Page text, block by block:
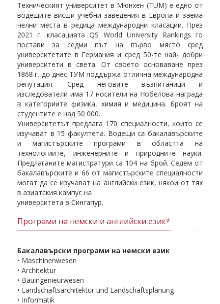
Техническият университет в Мюнхен (TUM) е едно от
водещите висши учебни заведения в Европа и заема
челни места в редица международни класации. През
2021 г. класацията QS World University Rankings го
постави за седми път на първо място сред
университетите в Германия и сред 50-те най- добри
университети в света. От своето основаване през
1868 г. до днес ТУМ поддържа отлична международна
репутация. Сред неговите възпитаници и
изследователи има 17 носители на Нобелова награда
в категориите физика, химия и медицина. Броят на
студентите е над 50 000.
Университетът предлага 170 специалности, които се
изучават в 15 факултета. Водещи са бакалавърските
и магистърските програми в областта на
технологиите, инженерните и природните науки.
Предлаганите магистратури са 104 на брой. Седем от
бакалавърските и 66 от магистърските специалности
могат да се изучават на английски език, някои от тях
в азиатския кампус на
университета в Сингапур.
Програми на немски и английски език*
Бакалавърски програми на немски език
• Maschinenwesen
• Architektur
• Bauingenieurwesen
• Landschaftsarchitektur und Landschaftsplanung
• Informatik